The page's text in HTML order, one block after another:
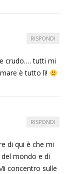
crudo…. tutti mi
è tutto lì!
RISPONDI
di qui è che mi
mondo e di
concentro sulle
RISPONDI